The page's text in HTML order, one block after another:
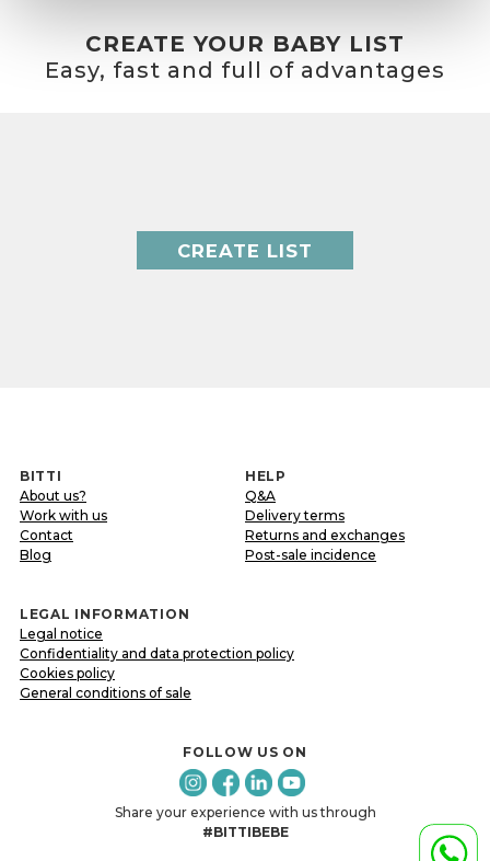
CREATE YOUR BABY LIST
Easy, fast and full of advantages
CREATE LIST
BITTI
About us?
Work with us
Contact
Blog
HELP
Q&A
Delivery terms
Returns and exchanges
Post-sale incidence
LEGAL INFORMATION
Legal notice
Confidentiality and data protection policy
Cookies policy
General conditions of sale
FOLLOW US ON
Share your experience with us through
#BITTIBEBE